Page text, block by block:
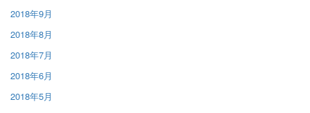
2018年9月
2018年8月
2018年7月
2018年6月
2018年5月